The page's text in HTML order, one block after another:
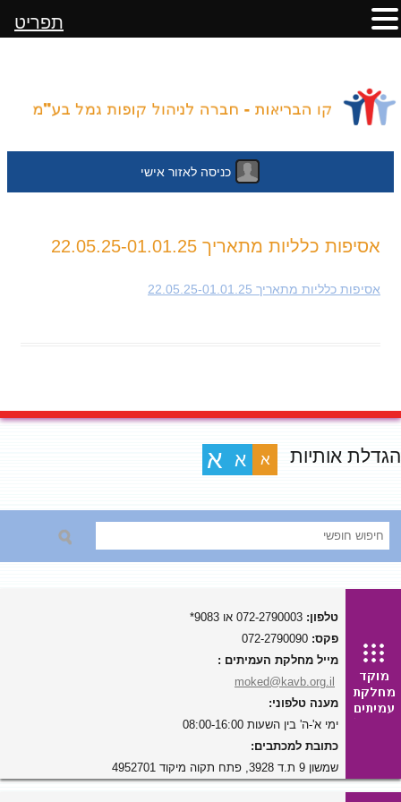
כניסה לאזור אישי
לתוכן אסיפות כלליות מתאריך 22.05.25-01.01.25
אסיפות כלליות מתאריך 22.05.25-01.01.25
הגדלת אותיות א א א
טלפון:
פקס:
מייל מחלקת העמיתים :
moked@kavb.org.il
מענה טלפוני:
ימי א'-ה' בין השעות 08:00-16:00
כתובת למכתבים:
שמשון 9 ת.ד 3928, פתח תקוה מיקוד 4952701
תפריט